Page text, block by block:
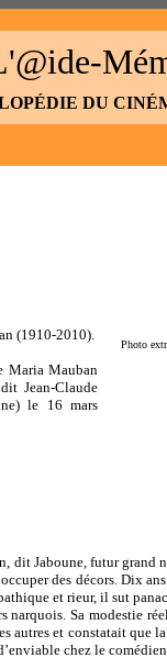
DU
Photo
(1910-2010).
Maria Mauban
Jean-Claude
le 16 mars
dit Jaboune, futur
des décors. Dix
et rieur, il sut
narquois. Sa modestie
autres et constatait que
chez le